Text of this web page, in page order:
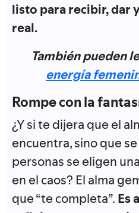
listo para recibir, dar
real.
También pueden
energía
Rompe con la
¿Y si te dijera que el
encuentra, sino que
personas se eligen
en el caos? El alma
que “te completa”. Es